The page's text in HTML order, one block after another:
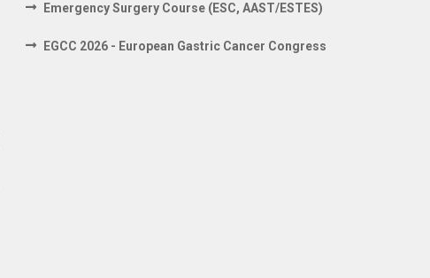
Emergency Surgery Course (ESC, AAST/ESTES)
EGCC 2026 - European Gastric Cancer Congress